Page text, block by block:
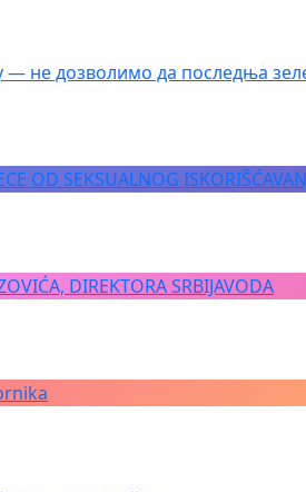
— не дозволимо да последња
OD SEKSUALNOG
DIREKTORA SRBIJAVODA